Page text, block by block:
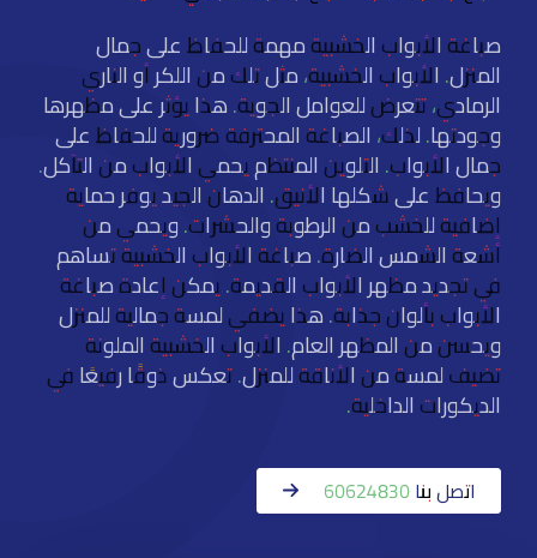
صباغة الأبواب الخشبية مهمة للحفاظ على جمال
المنزل. الأبواب الخشبية، مثل تلك من اللكر أو الناري
الرمادي، تتعرض للعوامل الجوية. هذا يؤثر على مظهرها
وجودتها. لذلك، الصباغة المحترفة ضرورية للحفاظ على
جمال الأبواب. التلوين المنتظم يحمي الأبواب من التآكل.
ويحافظ على شكلها الأنيق. الدهان الجيد يوفر حماية
إضافية للخشب من الرطوبة والحشرات. ويحمي من
أشعة الشمس الضارة. صباغة الأبواب الخشبية تساهم
في تجديد مظهر الأبواب القديمة. يمكن إعادة صباغة
الأبواب بألوان جذابة. هذا يضفي لمسة جمالية للمنزل
ويحسن من المظهر العام. الأبواب الخشبية الملونة
تضيف لمسة من الأناقة للمنزل. تعكس ذوقًا رفيعًا في
الديكورات الداخلية.
اتصل بنا 60624830